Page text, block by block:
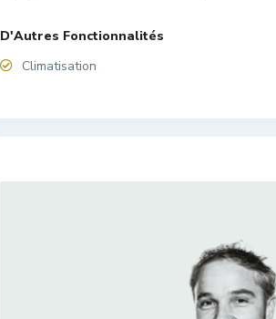
D'Autres Fonctionnalités
Climatisation